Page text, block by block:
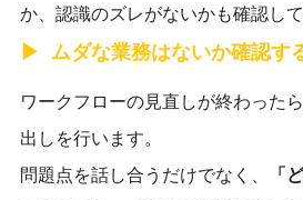
か、認識のズレがないかも確認し
ムダな業務はないか確認す
ワークフローの見直しが終わった
出しを行います。
問題点を話し合うだけでなく、
「